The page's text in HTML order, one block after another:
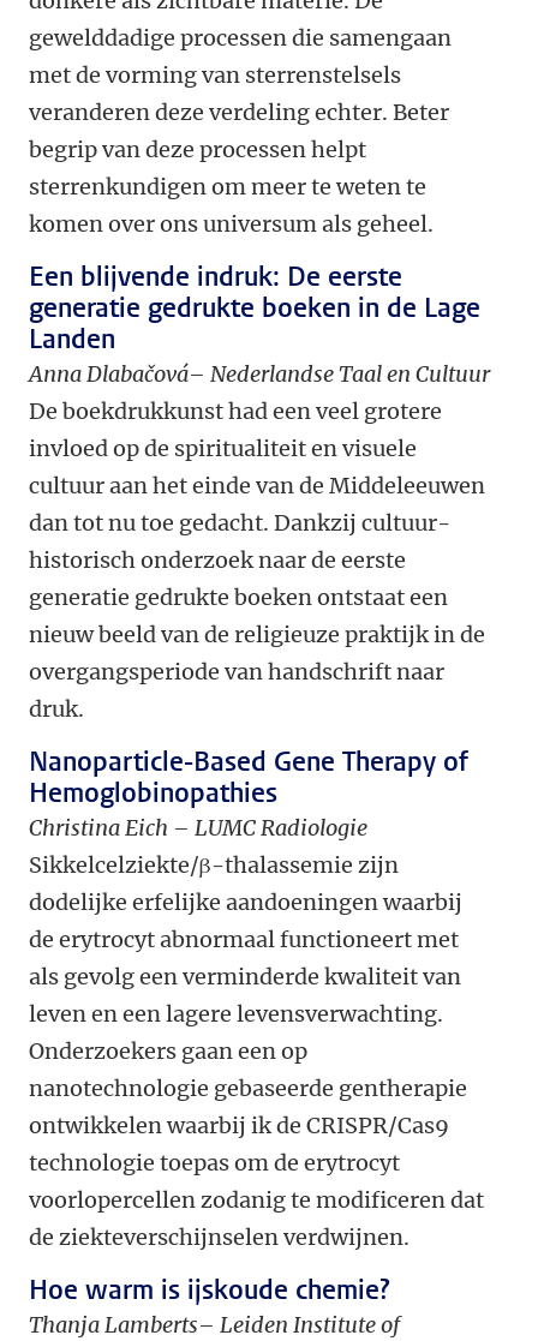
gewelddadige processen die samengaan
met de vorming van sterrenstelsels
veranderen deze verdeling echter. Beter
begrip van deze processen helpt
sterrenkundigen om meer te weten te
komen over ons universum als geheel.
Een blijvende indruk: De eerste
generatie gedrukte boeken in de Lage
Landen
Anna Dlabačová– Nederlandse Taal en Cultuur
De boekdrukkunst had een veel grotere
invloed op de spiritualiteit en visuele
cultuur aan het einde van de Middeleeuwen
dan tot nu toe gedacht. Dankzij cultuur-
historisch onderzoek naar de eerste
generatie gedrukte boeken ontstaat een
nieuw beeld van de religieuze praktijk in de
overgangsperiode van handschrift naar
druk.
Nanoparticle-Based Gene Therapy of
Hemoglobinopathies
Christina Eich – LUMC Radiologie
Sikkelcelziekte/β-thalassemie zijn
dodelijke erfelijke aandoeningen waarbij
de erytrocyt abnormaal functioneert met
als gevolg een verminderde kwaliteit van
leven en een lagere levensverwachting.
Onderzoekers gaan een op
nanotechnologie gebaseerde gentherapie
ontwikkelen waarbij ik de CRISPR/Cas9
technologie toepas om de erytrocyt
voorlopercellen zodanig te modificeren dat
de ziekteverschijnselen verdwijnen.
Hoe warm is ijskoude chemie?
Thanja Lamberts– Leiden Institute of